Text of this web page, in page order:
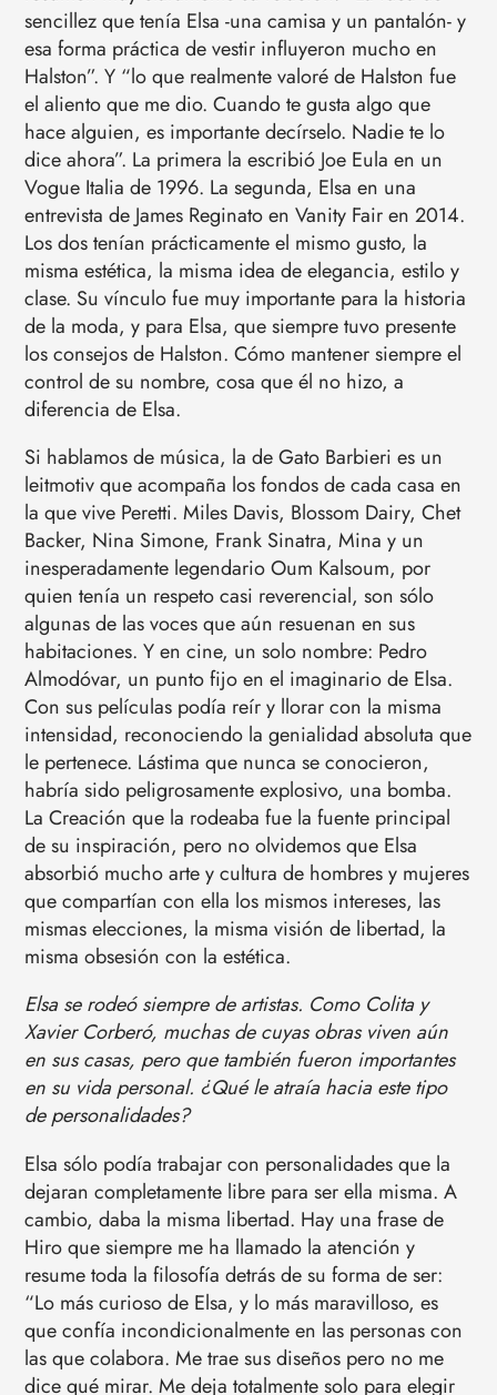
sencillez que tenía Elsa -una camisa y un pantalón- y
esa forma práctica de vestir influyeron mucho en
Halston”. Y “lo que realmente valoré de Halston fue
el aliento que me dio. Cuando te gusta algo que
hace alguien, es importante decírselo. Nadie te lo
dice ahora”. La primera la escribió Joe Eula en un
Vogue Italia de 1996. La segunda, Elsa en una
entrevista de James Reginato en Vanity Fair en 2014.
Los dos tenían prácticamente el mismo gusto, la
misma estética, la misma idea de elegancia, estilo y
clase. Su vínculo fue muy importante para la historia
de la moda, y para Elsa, que siempre tuvo presente
los consejos de Halston. Cómo mantener siempre el
control de su nombre, cosa que él no hizo, a
diferencia de Elsa.
Si hablamos de música, la de Gato Barbieri es un
leitmotiv que acompaña los fondos de cada casa en
la que vive Peretti. Miles Davis, Blossom Dairy, Chet
Backer, Nina Simone, Frank Sinatra, Mina y un
inesperadamente legendario Oum Kalsoum, por
quien tenía un respeto casi reverencial, son sólo
algunas de las voces que aún resuenan en sus
habitaciones. Y en cine, un solo nombre: Pedro
Almodóvar, un punto fijo en el imaginario de Elsa.
Con sus películas podía reír y llorar con la misma
intensidad, reconociendo la genialidad absoluta que
le pertenece. Lástima que nunca se conocieron,
habría sido peligrosamente explosivo, una bomba.
La Creación que la rodeaba fue la fuente principal
de su inspiración, pero no olvidemos que Elsa
absorbió mucho arte y cultura de hombres y mujeres
que compartían con ella los mismos intereses, las
mismas elecciones, la misma visión de libertad, la
misma obsesión con la estética.
Elsa se rodeó siempre de artistas. Como Colita y
Xavier Corberó, muchas de cuyas obras viven aún
en sus casas, pero que también fueron importantes
en su vida personal. ¿Qué le atraía hacia este tipo
de personalidades?
Elsa sólo podía trabajar con personalidades que la
dejaran completamente libre para ser ella misma. A
cambio, daba la misma libertad. Hay una frase de
Hiro que siempre me ha llamado la atención y
resume toda la filosofía detrás de su forma de ser:
“Lo más curioso de Elsa, y lo más maravilloso, es
que confía incondicionalmente en las personas con
las que colabora. Me trae sus diseños pero no me
dice qué mirar. Me deja totalmente solo para elegir